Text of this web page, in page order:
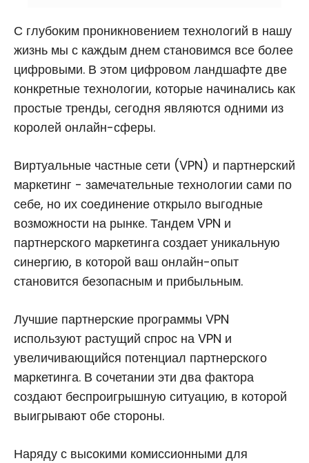
С глубоким проникновением технологий в нашу
жизнь мы с каждым днем становимся все более
цифровыми. В этом цифровом ландшафте две
конкретные технологии, которые начинались как
простые тренды, сегодня являются одними из
королей онлайн-сферы.
Виртуальные частные сети (VPN) и партнерский
маркетинг - замечательные технологии сами по
себе, но их соединение открыло выгодные
возможности на рынке. Тандем VPN и
партнерского маркетинга создает уникальную
синергию, в которой ваш онлайн-опыт
становится безопасным и прибыльным.
Лучшие партнерские программы VPN
используют растущий спрос на VPN и
увеличивающийся потенциал партнерского
маркетинга. В сочетании эти два фактора
создают беспроигрышную ситуацию, в которой
выигрывают обе стороны.
Наряду с высокими комиссионными для